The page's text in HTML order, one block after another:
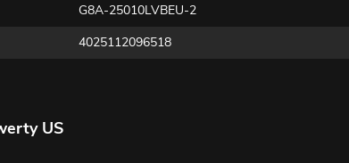
G8A-25010LVBEU-2
4025112096518
US